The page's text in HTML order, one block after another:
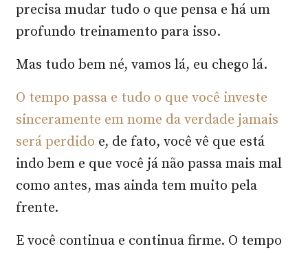
precisa mudar tudo o que pensa e há um
profundo treinamento para isso.
Mas tudo bem né, vamos lá, eu chego lá.
O tempo passa e tudo o que você investe
sinceramente em nome da verdade jamais
será perdido e, de fato, você vê que está
indo bem e que você já não passa mais mal
como antes, mas ainda tem muito pela
frente.
E você continua e continua firme. O tempo